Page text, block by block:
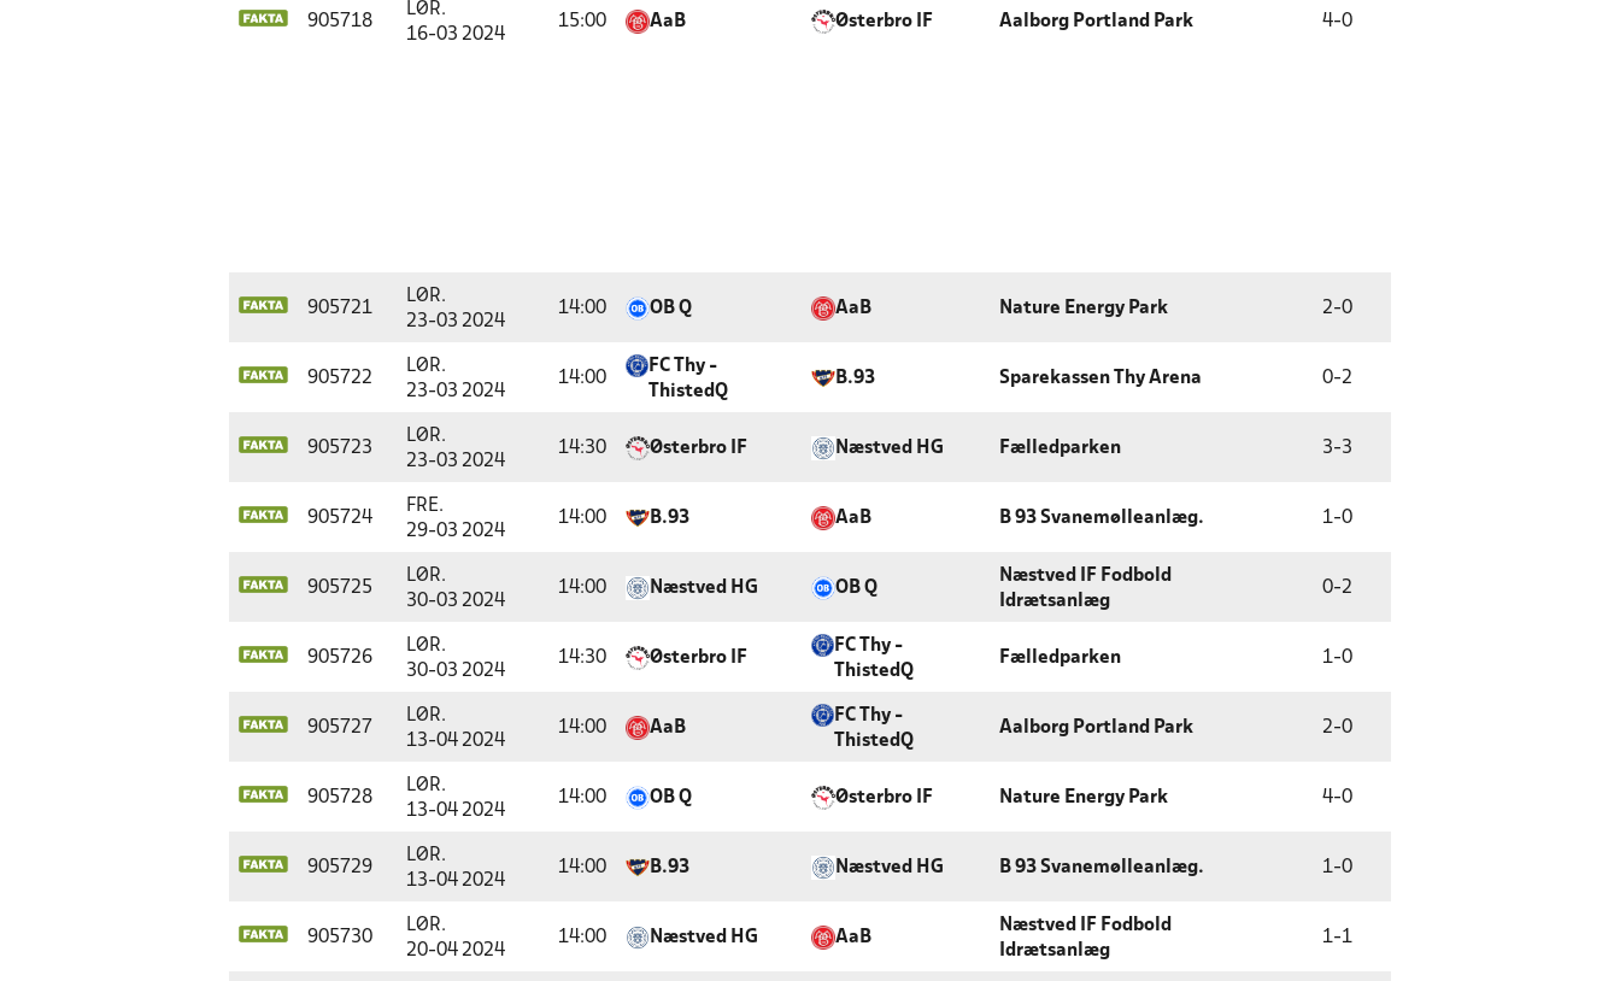
905718
LØR.
16-03 2024
15:00 AaB Østerbro IF Aalborg Portland Park 4-0
905721
LØR.
23-03 2024
14:00 OB Q AaB Nature Energy Park 2-0
905722
LØR.
23-03 2024
14:00
FC Thy -
ThistedQ
B.93 Sparekassen Thy Arena 0-2
905723
LØR.
23-03 2024
14:30 Østerbro IF Næstved HG Fælledparken 3-3
905724
FRE.
29-03 2024
14:00 B.93 AaB B 93 Svanemølleanlæg. 1-0
905725
LØR.
30-03 2024
14:00 Næstved HG OB Q
Næstved IF Fodbold
Idrætsanlæg
0-2
905726
LØR.
30-03 2024
14:30 Østerbro IF
FC Thy -
ThistedQ
Fælledparken 1-0
905727
LØR.
13-04 2024
14:00 AaB
FC Thy -
ThistedQ
Aalborg Portland Park 2-0
905728
LØR.
13-04 2024
14:00 OB Q Østerbro IF Nature Energy Park 4-0
905729
LØR.
13-04 2024
14:00 B.93 Næstved HG B 93 Svanemølleanlæg. 1-0
905730
LØR.
20-04 2024
14:00 Næstved HG AaB
Næstved IF Fodbold
Idrætsanlæg
1-1